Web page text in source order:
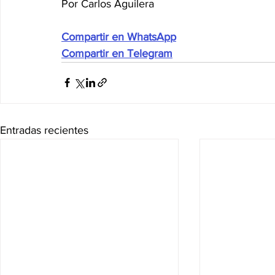
Por Carlos Aguilera
Compartir en WhatsApp
Compartir en Telegram
Entradas recientes